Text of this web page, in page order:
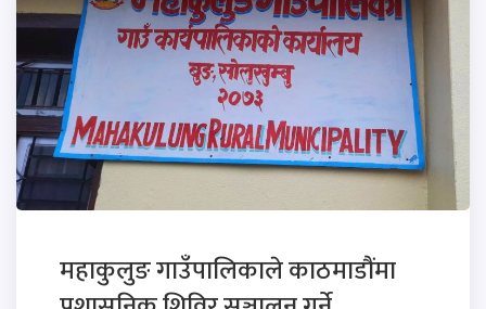
महाकुलुङ गाउँपालिकाले काठमाडौंमा